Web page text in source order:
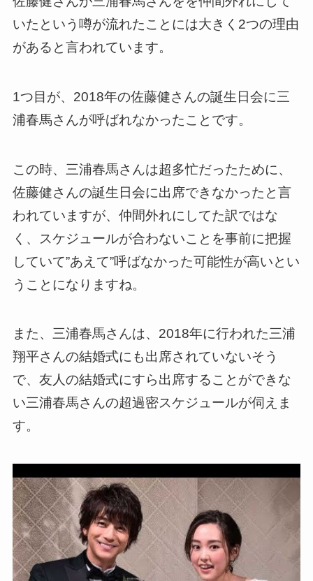
いたという噂が流れたことには大きく2つの理由
があると言われています。
1つ目が、2018年の佐藤健さんの誕生日会に三
浦春馬さんが呼ばれなかったことです。
この時、三浦春馬さんは超多忙だったために、
佐藤健さんの誕生日会に出席できなかったと言
われていますが、仲間外れにしてた訳ではな
く、スケジュールが合わないことを事前に把握
していて”あえて”呼ばなかった可能性が高いとい
うことになりますね。
また、三浦春馬さんは、2018年に行われた三浦
翔平さんの結婚式にも出席されていないそう
で、友人の結婚式にすら出席することができな
い三浦春馬さんの超過密スケジュールが伺えま
す。